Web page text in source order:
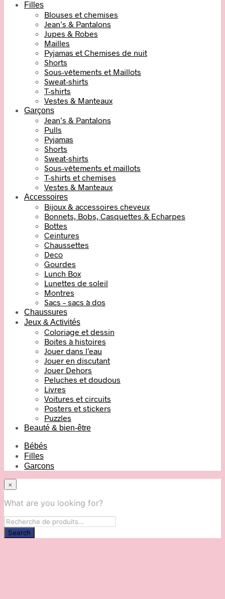
Filles
Blouses et chemises
Jean’s & Pantalons
Jupes & Robes
Mailles
Pyjamas et Chemises de nuit
Shorts
Sous-vêtements et Maillots
Sweat-shirts
T-shirts
Vestes & Manteaux
Garçons
Jean’s & Pantalons
Pulls
Pyjamas
Shorts
Sweat-shirts
Sous-vêtements et maillots
T-shirts et chemises
Vestes & Manteaux
Accessoires
Bijoux & accessoires cheveux
Bonnets, Bobs, Casquettes & Echarpes
Bottes
Ceintures
Chaussettes
Deco
Gourdes
Lunch Box
Lunettes de soleil
Montres
Sacs – sacs à dos
Chaussures
Jeux & Activités
Coloriage et dessin
Boites à histoires
Jouer dans l’eau
Jouer en discutant
Jouer Dehors
Peluches et doudous
Livres
Voitures et circuits
Posters et stickers
Puzzles
Beauté & bien-être
Bébés
Filles
Garcons
×
What are you looking for?